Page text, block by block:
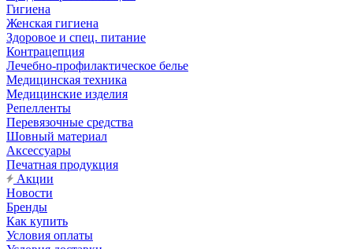
Гигиена
Женская гигиена
Здоровое и спец. питание
Контрацепция
Лечебно-профилактическое белье
Медицинская техника
Медицинские изделия
Репелленты
Перевязочные средства
Шовный материал
Аксессуары
Печатная продукция
Акции
Новости
Бренды
Как купить
Условия оплаты